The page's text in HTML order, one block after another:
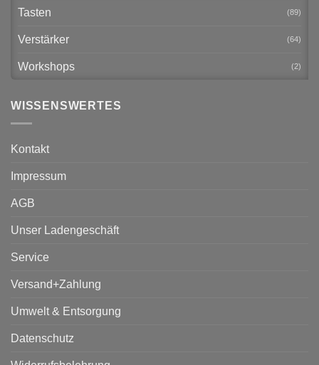
Tasten (89)
Verstärker (64)
Workshops (2)
WISSENSWERTES
Kontakt
Impressum
AGB
Unser Ladengeschäft
Service
Versand+Zahlung
Umwelt & Entsorgung
Datenschutz